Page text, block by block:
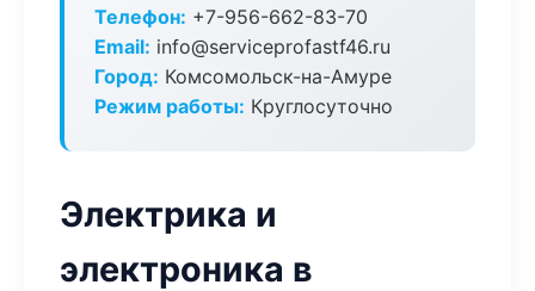
Телефон: +7-956-662-83-70
Email: info@serviceprofastf46.ru
Город: Комсомольск-на-Амуре
Режим работы: Круглосуточно
Электрика и
электроника в